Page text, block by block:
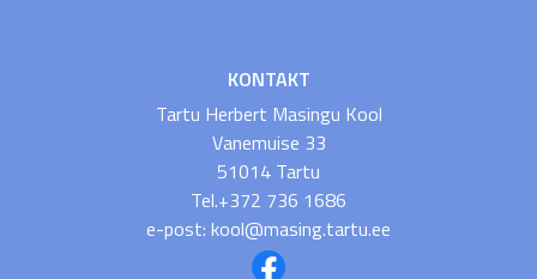
KONTAKT
Tartu Herbert Masingu Kool
Vanemuise 33
51014 Tartu
Tel.+372 736 1686
e-post: kool@masing.tartu.ee